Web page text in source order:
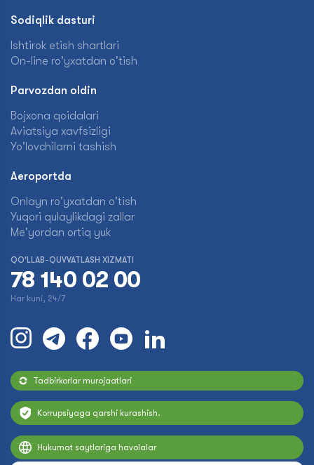
Sodiqlik dasturi
Ishtirok etish shartlari
On-line ro'yxatdan o'tish
Parvozdan oldin
Bojxona qoidalari
Aviatsiya xavfsizligi
Yo'lovchilarni tashish
Aeroportda
Onlayn ro'yxatdan o'tish
Yuqori qulaylikdagi zallar
Me'yordan ortiq yuk
QO'LLAB-QUVVATLASH XIZMATI
78 140 02 00
Har kuni, 24/7
Tadbirkorlar murojaatlari
Korrupsiyaga qarshi kurashish.
Hukumat saytlariga havolalar